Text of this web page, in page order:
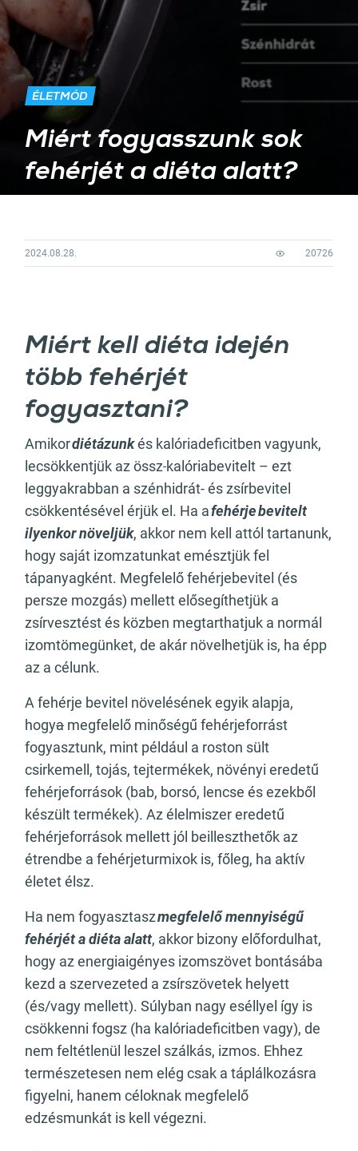
ÉLETMÓD
Miért fogyasszunk sok
fehérjét a diéta alatt?
2024.08.28. 20726
Miért kell diéta idején
több fehérjét
fogyasztani?
Amikordiétázunkés kalóriadeficitben vagyunk,
lecsökkentjük az össz kalóriabevitelt – ezt
leggyakrabban a szénhidrát- és zsírbevitel
csökkentésével érjük el. Ha afehérjebevitelt
ilyenkor növeljük, akkor nem kell attól tartanunk,
hogy saját izomzatunkat emésztjük fel
tápanyagként. Megfelelő fehérjebevitel (és
persze mozgás) mellett elősegíthetjük a
zsírvesztést és közben megtarthatjuk a normál
izomtömegünket, de akár növelhetjük is, ha épp
az a célunk.
A fehérje bevitel növelésének egyik alapja,
hogya megfelelő minőségű fehérjeforrást
fogyasztunk, mint például a roston sült
csirkemell, tojás, tejtermékek, növényi eredetű
fehérjeforrások (bab, borsó, lencse és ezekből
készült termékek). Az élelmiszer eredetű
fehérjeforrások mellett jól beilleszthetők az
étrendbe a fehérjeturmixok is, főleg, ha aktív
életet élsz.
Ha nem fogyasztaszmegfelelő mennyiségű
fehérjét a diéta alatt, akkor bizony előfordulhat,
hogy az energiaigényes izomszövet bontásába
kezd a szervezeted a zsírszövetek helyett
(és/vagy mellett). Súlyban nagy eséllyel így is
csökkenni fogsz (ha kalóriadeficitben vagy), de
nem feltétlenül leszel szálkás, izmos. Ehhez
természetesen nem elég csak a táplálkozásra
figyelni, hanem céloknak megfelelő
edzésmunkát is kell végezni.